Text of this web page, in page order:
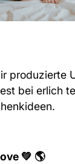
produzierte
bei erlich
.
💚 🌎